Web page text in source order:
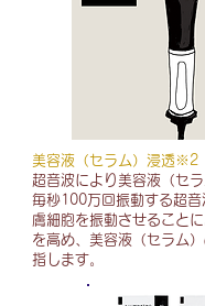
美容液（セラム）浸透※2
超音波により美容液（セ
毎秒100万回振動する超音
膚細胞を振動させること
を高め、美容液（セラム
指します。